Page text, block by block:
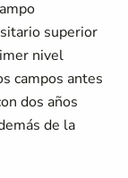
superior
nivel
campos antes
dos años
de la